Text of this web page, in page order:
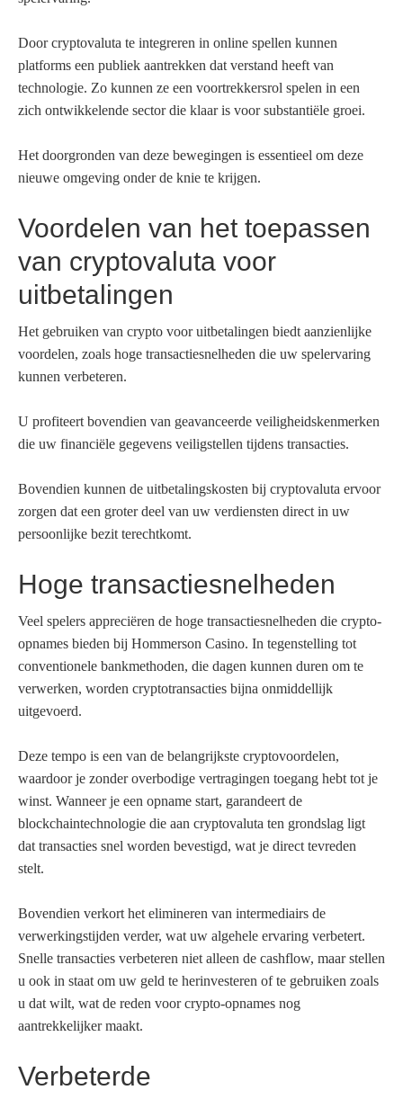
Door cryptovaluta te integreren in online spellen kunnen
platforms een publiek aantrekken dat verstand heeft van
technologie. Zo kunnen ze een voortrekkersrol spelen in een
zich ontwikkelende sector die klaar is voor substantiële groei.
Het doorgronden van deze bewegingen is essentieel om deze
nieuwe omgeving onder de knie te krijgen.
Voordelen van het toepassen
van cryptovaluta voor
uitbetalingen
Het gebruiken van crypto voor uitbetalingen biedt aanzienlijke
voordelen, zoals hoge transactiesnelheden die uw spelervaring
kunnen verbeteren.
U profiteert bovendien van geavanceerde veiligheidskenmerken
die uw financiële gegevens veiligstellen tijdens transacties.
Bovendien kunnen de uitbetalingskosten bij cryptovaluta ervoor
zorgen dat een groter deel van uw verdiensten direct in uw
persoonlijke bezit terechtkomt.
Hoge transactiesnelheden
Veel spelers appreciëren de hoge transactiesnelheden die crypto-
opnames bieden bij Hommerson Casino. In tegenstelling tot
conventionele bankmethoden, die dagen kunnen duren om te
verwerken, worden cryptotransacties bijna onmiddellijk
uitgevoerd.
Deze tempo is een van de belangrijkste cryptovoordelen,
waardoor je zonder overbodige vertragingen toegang hebt tot je
winst. Wanneer je een opname start, garandeert de
blockchaintechnologie die aan cryptovaluta ten grondslag ligt
dat transacties snel worden bevestigd, wat je direct tevreden
stelt.
Bovendien verkort het elimineren van intermediairs de
verwerkingstijden verder, wat uw algehele ervaring verbetert.
Snelle transacties verbeteren niet alleen de cashflow, maar stellen
u ook in staat om uw geld te herinvesteren of te gebruiken zoals
u dat wilt, wat de reden voor crypto-opnames nog
aantrekkelijker maakt.
Verbeterde